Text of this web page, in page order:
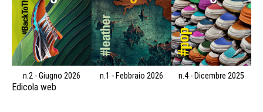
n.2 - Giugno 2026 n.1 - Febbraio 2026 n.4 - Dicembre 2025
Edicola web